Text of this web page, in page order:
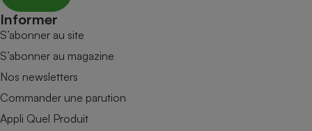
Informer
S’abonner au site
S’abonner au magazine
Nos newsletters
Commander une parution
Appli Quel Produit